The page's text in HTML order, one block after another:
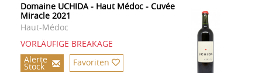
Domaine UCHIDA - Haut Médoc - Cuvée
Miracle 2021
Haut-Médoc
VORLÄUFIGE BREAKAGE
Alerte
Stock Favoriten